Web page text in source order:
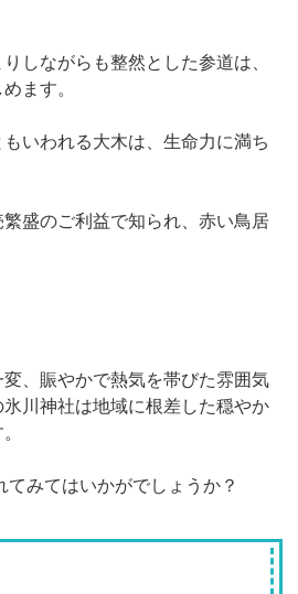
りしながらも整然とした参道は、
ます。
もいわれる大木は、生命力に満ち
繁盛のご利益で知られ、赤い鳥居
、賑やかで熱気を帯びた雰囲気
川神社は地域に根差した穏やか
みてはいかがでしょうか？